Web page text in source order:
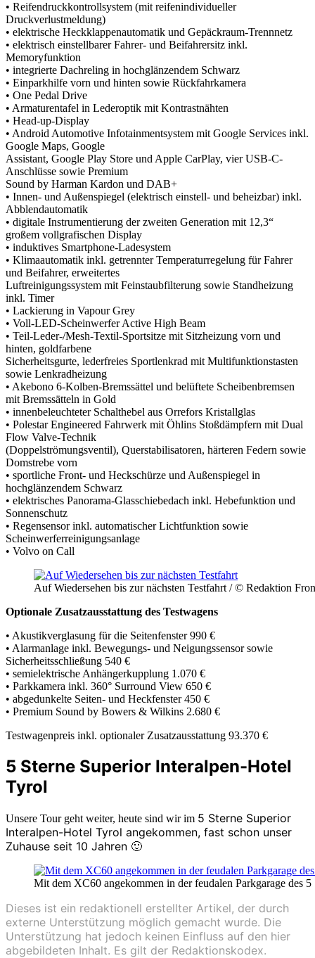
• Reifendruckkontrollsystem (mit reifenindividueller
Druckverlustmeldung)
• elektrische Heckklappenautomatik und Gepäckraum-Trennnetz
• elektrisch einstellbarer Fahrer- und Beifahrersitz inkl.
Memoryfunktion
• integrierte Dachreling in hochglänzendem Schwarz
• Einparkhilfe vorn und hinten sowie Rückfahrkamera
• One Pedal Drive
• Armaturentafel in Lederoptik mit Kontrastnähten
• Head-up-Display
• Android Automotive Infotainmentsystem mit Google Services inkl.
Google Maps, Google
Assistant, Google Play Store und Apple CarPlay, vier USB-C-
Anschlüsse sowie Premium
Sound by Harman Kardon und DAB+
• Innen- und Außenspiegel (elektrisch einstell- und beheizbar) inkl.
Abblendautomatik
• digitale Instrumentierung der zweiten Generation mit 12,3“
großem vollgrafischen Display
• induktives Smartphone-Ladesystem
• Klimaautomatik inkl. getrennter Temperaturregelung für Fahrer
und Beifahrer, erweitertes
Luftreinigungssystem mit Feinstaubfilterung sowie Standheizung
inkl. Timer
• Lackierung in Vapour Grey
• Voll-LED-Scheinwerfer Active High Beam
• Teil-Leder-/Mesh-Textil-Sportsitze mit Sitzheizung vorn und
hinten, goldfarbene
Sicherheitsgurte, lederfreies Sportlenkrad mit Multifunktionstasten
sowie Lenkradheizung
• Akebono 6-Kolben-Bremssättel und belüftete Scheibenbremsen
mit Bremssätteln in Gold
• innenbeleuchteter Schalthebel aus Orrefors Kristallglas
• Polestar Engineered Fahrwerk mit Öhlins Stoßdämpfern mit Dual
Flow Valve-Technik
(Doppelströmungsventil), Querstabilisatoren, härteren Federn sowie
Domstrebe vorn
• sportliche Front- und Heckschürze und Außenspiegel in
hochglänzendem Schwarz
• elektrisches Panorama-Glasschiebedach inkl. Hebefunktion und
Sonnenschutz
• Regensensor inkl. automatischer Lichtfunktion sowie
Scheinwerferreinigungsanlage
• Volvo on Call
Auf Wiedersehen bis zur nächsten Testfahrt / © Redaktion
Optionale Zusatzausstattung des Testwagens
• Akustikverglasung für die Seitenfenster 990 €
• Alarmanlage inkl. Bewegungs- und Neigungssensor sowie
Sicherheitsschließung 540 €
• semielektrische Anhängerkupplung 1.070 €
• Parkkamera inkl. 360° Surround View 650 €
• abgedunkelte Seiten- und Heckfenster 450 €
• Premium Sound by Bowers & Wilkins 2.680 €
Testwagenpreis inkl. optionaler Zusatzausstattung 93.370 €
5 Sterne Superior Interalpen-Hotel
Tyrol
Unsere Tour geht weiter, heute sind wir im 5 Sterne Superior
Interalpen-Hotel Tyrol angekommen, fast schon unser
Zuhause seit 10 Jahren 🙂
Mit dem XC60 angekommen in der feudalen Parkgarage des
Dieses ist ein redaktionell erstellter Artikel, der durch
externe Unterstützung möglich gemacht wurde. Die
Unterstützung hat jedoch keinen Einfluss auf den hier
abgebildeten Inhalt. Es gilt der Redaktionskodex.